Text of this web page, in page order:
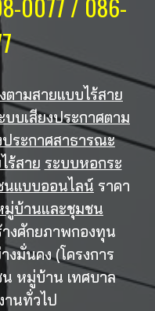
0077 / 086-
ตามสายแบบไร้สาย
บบเสียงประกาศตาม
ประกาศสาธารณะ
ร้สาย ระบบหอกระ
แบบออนไลน์ ราคา
มู่บ้านและชุมชน
งศักยภาพกองทุน
มั่นคง (โครงการ
หมู่บ้าน เทศบาล
านทั่วไป